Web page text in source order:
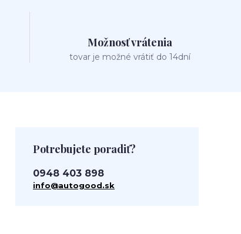
Možnosť vrátenia
tovar je možné vrátiť do 14dní
Potrebujete poradiť?
0948 403 898
info@autogood.sk